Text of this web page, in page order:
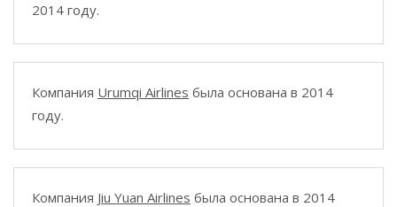
2014 году.
Компания Urumqi Airlines была основана в 2014
году.
Компания Jiu Yuan Airlines была основана в 2014